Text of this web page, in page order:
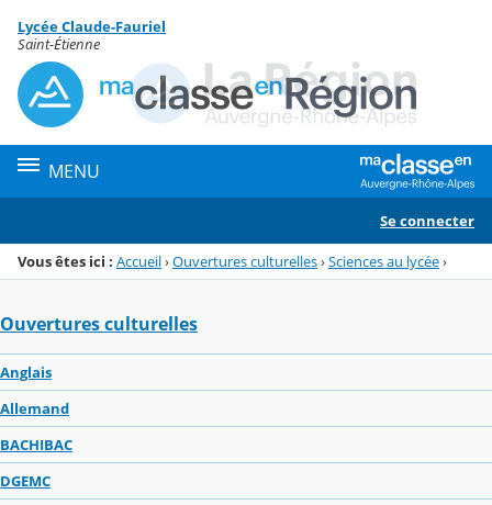
Menu de la rubrique
Contenu
Lycée Claude-Fauriel
Saint-Étienne
MENU
Se connecter
Vous êtes ici : Accueil›Ouvertures culturelles›Sciences au lycée›
Ouvertures culturelles
Anglais
Allemand
BACHIBAC
DGEMC